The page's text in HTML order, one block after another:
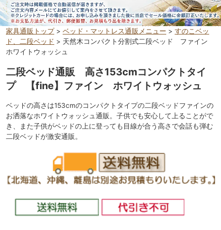
家具通販トップ> ベッド・マットレス通販メニュー > すのこベッ
ド、二段ベッド > 天然木コンパクト分割式二段ベッド ファイン
ホワイトウォッシュ
二段ベッド通販 高さ153cmコンパクトタイ
プ 【fine】ファイン ホワイトウォッシュ
ベッドの高さは153cmのコンパクトタイプの二段ベッドファインの
お洒落なホワイトウォッシュ通販。子供でも安心して上ることがで
き、また子供がベッドの上に登っても目線が合う高さで会話も弾む
二段ベッドが激安通販。